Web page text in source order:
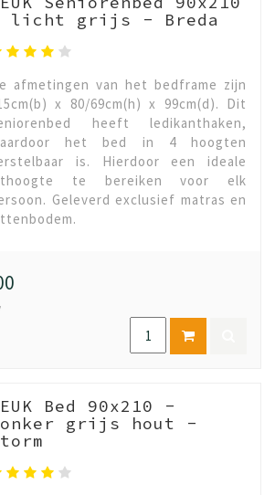
licht grijs - Breda
afmetingen van het bedframe zijn
x 80/69cm(h) x 99cm(d). Dit
heeft ledikanthaken,
het bed in 4 hoogten
is. Hierdoor een ideale
te bereiken voor elk
Geleverd exclusief matras en
Bed 90x210 -
grijs hout -